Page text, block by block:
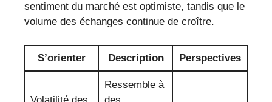
sentiment du marché est optimiste, tandis que le
volume des échanges continue de croître.
S’orienter Description Perspectives
Ressemble à